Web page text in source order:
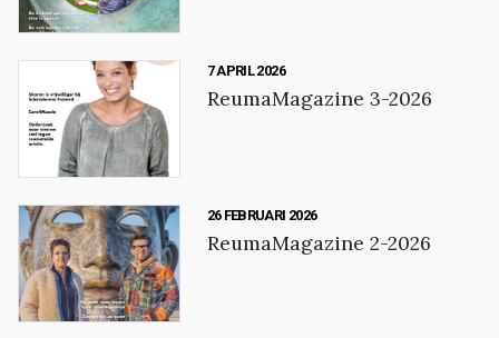
7 APRIL 2026
ReumaMagazine 3-2026
26 FEBRUARI 2026
ReumaMagazine 2-2026